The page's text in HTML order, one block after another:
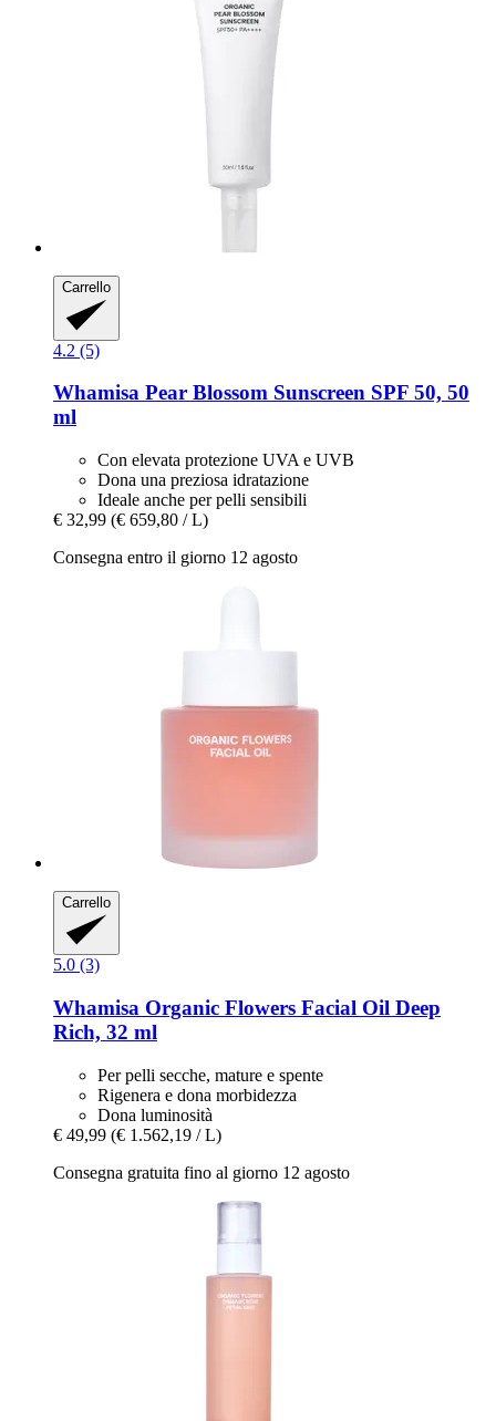
Carrello
4.2 (5)
Whamisa Pear Blossom Sunscreen SPF 50, 50
ml
Con elevata protezione UVA e UVB
Dona una preziosa idratazione
Ideale anche per pelli sensibili
€ 32,99 (€ 659,80 / L)
Consegna entro il giorno 12 agosto
Carrello
5.0 (3)
Whamisa Organic Flowers Facial Oil Deep
Rich, 32 ml
Per pelli secche, mature e spente
Rigenera e dona morbidezza
Dona luminosità
€ 49,99 (€ 1.562,19 / L)
Consegna gratuita fino al giorno 12 agosto